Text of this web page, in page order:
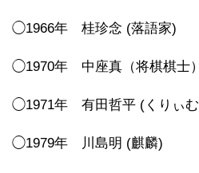
◯1966年 桂珍念 (落語家)
◯1970年 中座真（将棋棋士）
◯1971年 有田哲平 (くりぃむ
◯1979年 川島明 (麒麟)